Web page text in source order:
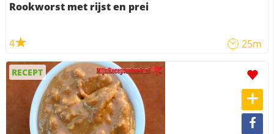
Rookworst met rijst en prei
4 25m
RECEPT